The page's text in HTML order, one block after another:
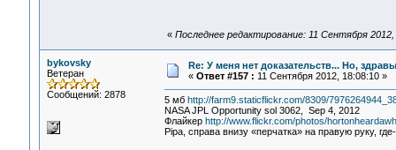
« Последнее редактирование: 11 Сентября
bykovsky
Ветеран
Сообщений: 2878
Re: У меня нет доказательств... Но,
« Ответ #157 : 11 Сентября 2012, 18:08:10 »
5 мб http://farm9.staticflickr.com/8309/
NASA JPL Opportunity sol 3062, Sep 4, 2012
Флайкер http://www.flickr.com/photos/
Pipa, справа внизу «перчатка» на правую руку,